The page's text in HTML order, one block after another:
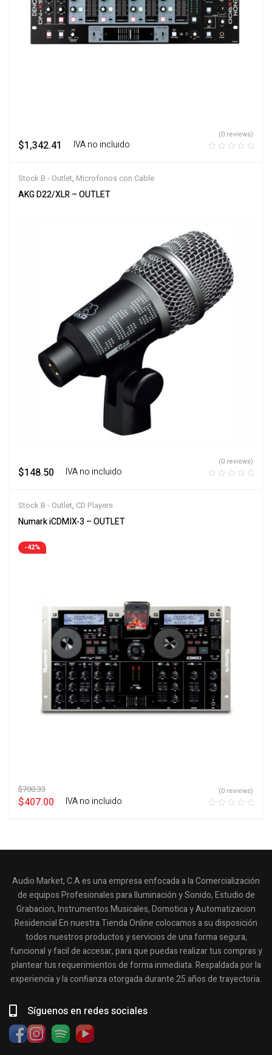
$1,342.41 ‎ ‎ ‎ IVA no incluido
(0 reviews)
Stock B - Outlet, Microfonos con Cable
AKG D22/XLR – OUTLET
$148.50 ‎ ‎ ‎ IVA no incluido
(0 reviews)
Stock B - Outlet, CD Players
Numark iCDMIX-3 – OUTLET
-42%
$700.33
$407.00 ‎ ‎ ‎ IVA no incluido
(0 reviews)
Audio Market, C.A es una empresa enfocada a la Comercialización
de equipos Profesionales para Iluminación y Sonido, Estudio de
Grabacion, Instrumentos Musicales, Domotica y Automatizacion
Residencial En nuestra Tienda Online colocamos a su disposición
todos nuestros productos y servicios de una forma segura,
funcional y facil de accesar, para que puedas realizar tus compras y
plantear tus requerimientos de forma inmediata. Respaldada por la
experiencia y la confianza otorgada durante 25 años de trayectoria.
Síguenos en redes sociales